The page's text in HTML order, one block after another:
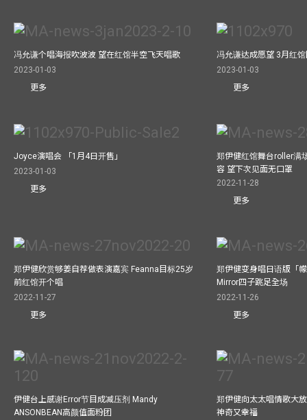
冯允谦个唱海报吹波波 望在红馆半空飞天唱歌
2023-01-03
更多
冯允谦达成愿望 3月红
2023-01-03
更多
Joyce演唱会 「1月4日开售」
2023-01-03
更多
郑伊健红馆舞台roller满
容 望下次见面无口罩
2022-11-28
更多
郑伊健欣赏够姜自荐做表演嘉宾 Feanna目标25岁
前红馆开个唱
2022-11-27
更多
郑伊健变身唱日语版「
Mirror四子跳足全场
2022-11-26
更多
伊健台上感谢Error节目成减压剂 Mandy
ANSONBEAN高颜值面粉团
郑伊健向太太唱情歌大
神奇又幸福